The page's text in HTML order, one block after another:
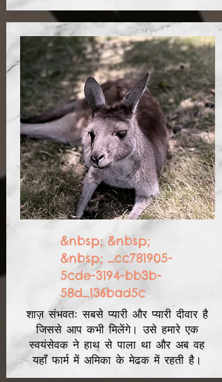
&nbsp; &nbsp;
&nbsp; _cc781905-
5cde-3194-bb3b-
58d_136bad5c
शाज़ संभवतः सबसे प्यारी और प्यारी दीवार है
जिससे आप कभी मिलेंगे। उसे हमारे एक
स्वयंसेवक ने हाथ से पाला था और अब वह
यहाँ फार्म में अमिका के मेढक में रहती है।